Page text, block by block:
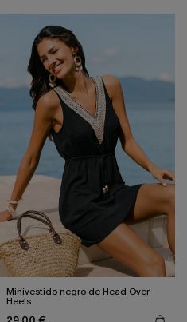
Minivestido negro de Head Over
Heels